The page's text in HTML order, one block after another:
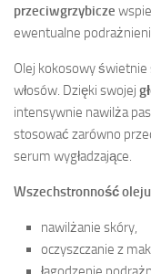
przeciwgrzybicze
ewentualne
Olej kokosowy
włosów. Dzięki swojej
intensywnie nawilża
stosować zarówno
serum wygładzające.
Wszechstronność
nawilżanie skóry,
oczyszczanie z